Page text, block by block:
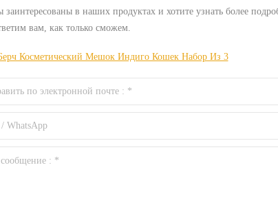
заинтересованы в наших продуктах и ​​хотите узнать более
вам, как только сможем.
Косметический Мешок Индиго Кошек Набор Из 3